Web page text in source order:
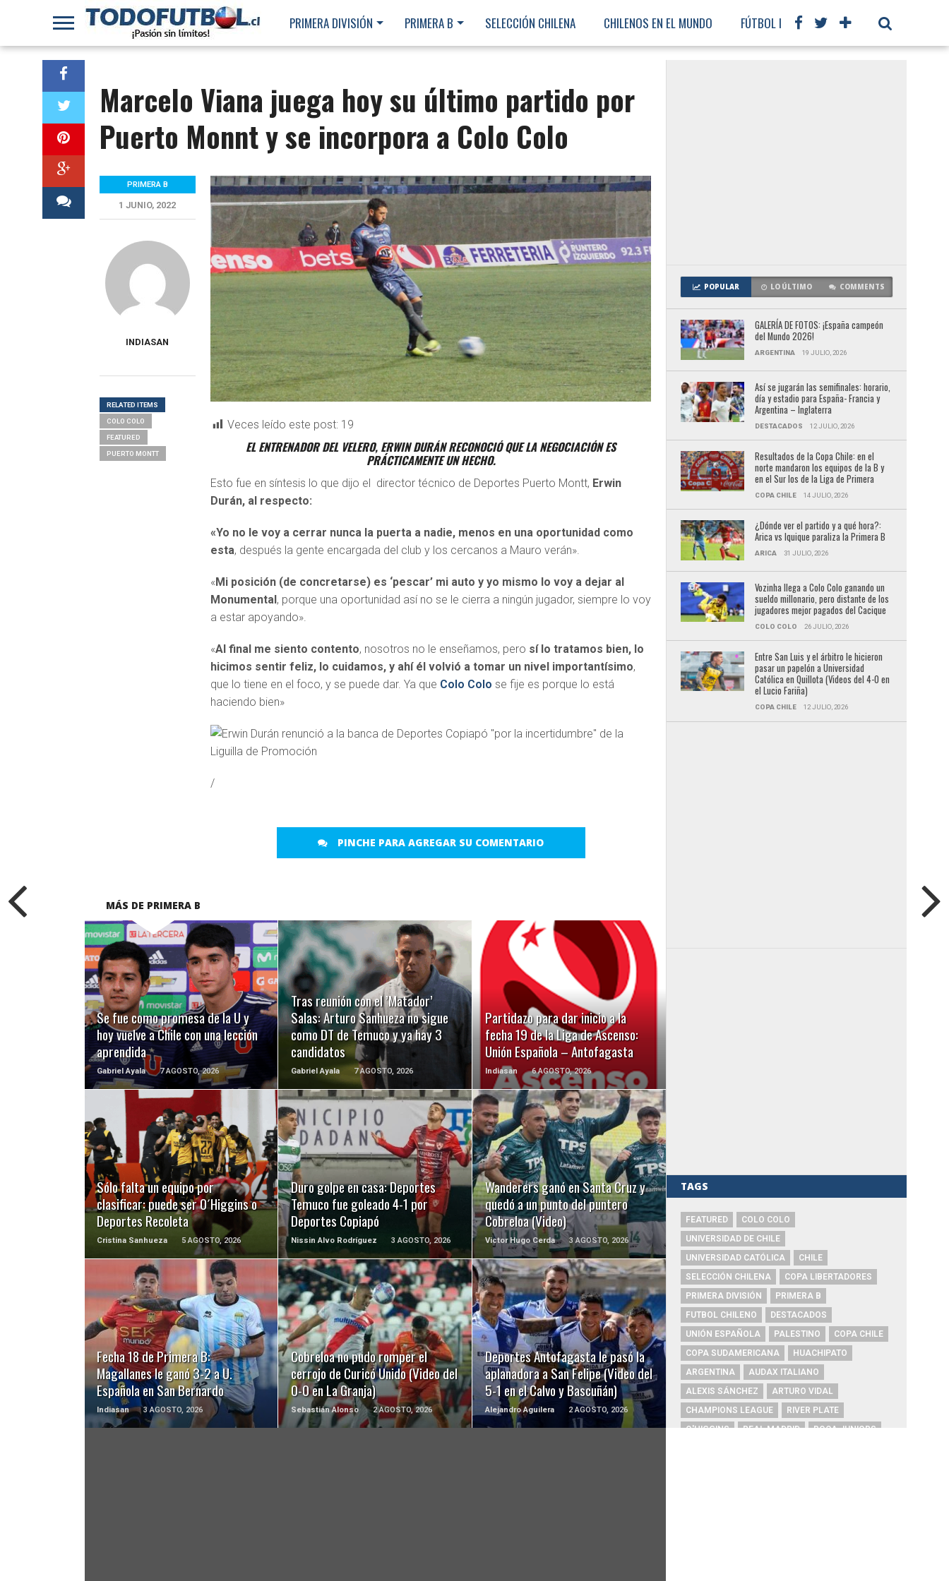
PRIMERA DIVISIÓN PRIMERA B SELECCIÓN CHILENA CHILENOS EN EL MUNDO FÚTBOL INTERNACIONAL
Marcelo Viana juega hoy su último partido por
Puerto Monnt y se incorpora a Colo Colo
Veces leído este post: 19
EL ENTRENADOR DEL VELERO, ERWIN DURÁN RECONOCIÓ QUE LA NEGOCIACIÓN ES
PRÁCTICAMENTE UN HECHO.
Esto fue en síntesis lo que dijo el director técnico de Deportes Puerto Montt, Erwin
Durán, al respecto:
«Yo no le voy a cerrar nunca la puerta a nadie, menos en una oportunidad como
esta, después la gente encargada del club y los cercanos a Mauro verán».
«Mi posición (de concretarse) es ‘pescar’ mi auto y yo mismo lo voy a dejar al
Monumental, porque una oportunidad así no se le cierra a ningún jugador, siempre lo voy
a estar apoyando».
«Al final me siento contento, nosotros no le enseñamos, pero sí lo tratamos bien, lo
hicimos sentir feliz, lo cuidamos, y ahí él volvió a tomar un nivel importantísimo,
que lo tiene en el foco, y se puede dar. Ya que Colo Colo se fije es porque lo está
haciendo bien»
/
PINCHE PARA AGREGAR SU COMENTARIO
PRIMERA B
1 JUNIO, 2022
INDIASAN
RELATED ITEMS
COLO COLO
FEATURED
PUERTO MONTT
MÁS DE PRIMERA B
Se fue como promesa de la U y
hoy vuelve a Chile con una lección
aprendida
Gabriel Ayala 7 AGOSTO, 2026
LEER MÁS
Tras reunión con el ’Matador’
Salas: Arturo Sanhueza no sigue
como DT de Temuco y ya hay 3
candidatos
Gabriel Ayala 7 AGOSTO, 2026
LEER MÁS
Partidazo para dar inicio a la
fecha 19 de la Liga de Ascenso:
Unión Española – Antofagasta
Indiasan 6 AGOSTO, 2026
LEER MÁS
Sólo falta un equipo por
clasificar: puede ser O´Higgins o
Deportes Recoleta
Cristina Sanhueza 5 AGOSTO, 2026
LEER MÁS
Duro golpe en casa: Deportes
Temuco fue goleado 4-1 por
Deportes Copiapó
Nissin Alvo Rodríguez 3 AGOSTO, 2026
LEER MÁS
Wanderers ganó en Santa Cruz y
quedó a un punto del puntero
Cobreloa (Video)
Victor Hugo Cerda 3 AGOSTO, 2026
LEER MÁS
Fecha 18 de Primera B:
Magallanes le ganó 3-2 a U.
Española en San Bernardo
Indiasan 3 AGOSTO, 2026
LEER MÁS
Cobreloa no pudo romper el
cerrojo de Curicó Unido (Video del
0-0 en La Granja)
Sebastián Alonso 2 AGOSTO, 2026
LEER MÁS
Deportes Antofagasta le pasó la
aplanadora a San Felipe (Video del
5-1 en el Calvo y Bascuñán)
Alejandro Aguilera 2 AGOSTO, 2026
LEER MÁS
POPULAR LO ÚLTIMO COMMENTS
GALERÍA DE FOTOS: ¡España campeón
del Mundo 2026!
ARGENTINA 19 JULIO, 2026
Así se jugarán las semifinales: horario,
día y estadio para España- Francia y
Argentina – Inglaterra
DESTACADOS 12 JULIO, 2026
Resultados de la Copa Chile: en el
norte mandaron los equipos de la B y
en el Sur los de la Liga de Primera
COPA CHILE 14 JULIO, 2026
¿Dónde ver el partido y a qué hora?:
Arica vs Iquique paraliza la Primera B
ARICA 31 JULIO, 2026
Vozinha llega a Colo Colo ganando un
sueldo millonario, pero distante de los
jugadores mejor pagados del Cacique
COLO COLO 26 JULIO, 2026
Entre San Luis y el árbitro le hicieron
pasar un papelón a Universidad
Católica en Quillota (Videos del 4-0 en
el Lucio Fariña)
COPA CHILE 12 JULIO, 2026
TAGS
FEATURED
COLO COLO
UNIVERSIDAD DE CHILE
UNIVERSIDAD CATÓLICA
CHILE
SELECCIÓN CHILENA
COPA LIBERTADORES
PRIMERA DIVISIÓN
PRIMERA B
FUTBOL CHILENO
DESTACADOS
UNIÓN ESPAÑOLA
PALESTINO
COPA CHILE
COPA SUDAMERICANA
HUACHIPATO
ARGENTINA
AUDAX ITALIANO
ALEXIS SÁNCHEZ
ARTURO VIDAL
CHAMPIONS LEAGUE
RIVER PLATE
O'HIGGINS
REAL MADRID
BOCA JUNIORS